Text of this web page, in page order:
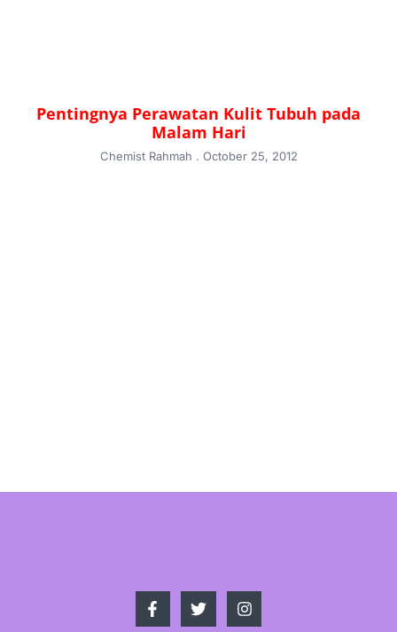
Pentingnya Perawatan Kulit Tubuh pada
Malam Hari
Chemist Rahmah October 25, 2012